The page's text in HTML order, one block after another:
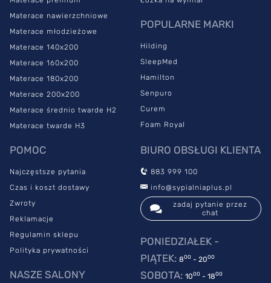
Materace nawierzchniowe
Materace młodzieżowe
Materace 140x200
Materace 160x200
Materace 180x200
Materace 200x200
Materace średnio twarde H2
Materace twarde H3
POPULARNE MARKI
Hilding
SleepMed
Hamilton
Senpuro
Curem
Foam Royal
POMOC
Najczęstsze pytania
Czas i koszt dostawy
Zwroty
Reklamacje
Regulamin sklepu
Polityka prywatności
NASZE SALONY
BIURO OBSŁUGI KLIENTA
883 999 100
info@sypialniaplus.pl
zadaj pytanie przez
chat
PONIEDZIAŁEK -
PIĄTEK: 800 - 2000
SOBOTA: 1000 - 1800